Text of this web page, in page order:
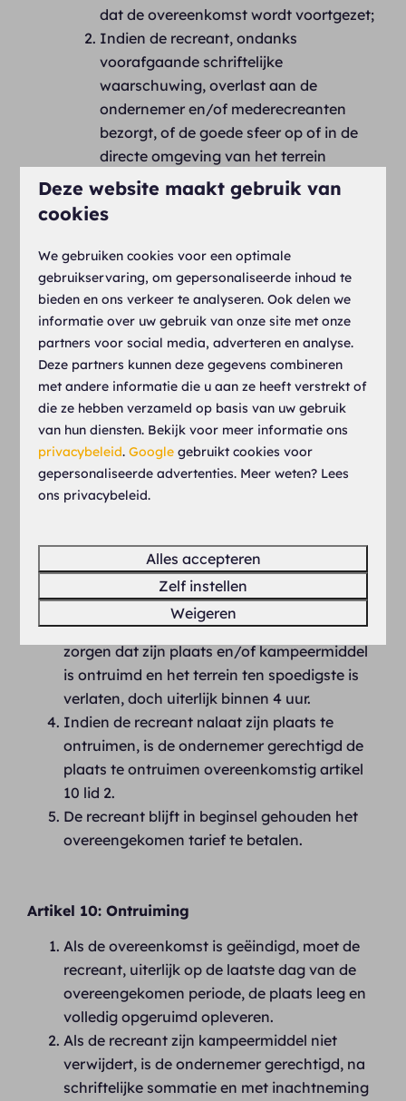
dat de overeenkomst wordt voortgezet;
Indien de recreant, ondanks
voorafgaande schriftelijke
waarschuwing, overlast aan de
ondernemer en/of mederecreanten
bezorgt, of de goede sfeer op of in de
directe omgeving van het terrein
bederft;
Indien de recreant, ondanks
voorafgaande schriftelijke
waarschuwing, door gebruik van de
plaats en/of zijn kampeermiddel in
strijd met de bestemming van het
terrein handelt;
Indien het kampeermiddel van de
recreant niet aan algemeen erkende
veiligheidsnormen voldoet.
Indien de ondernemer tussentijdse
opzegging en ontruiming wenst, moet hij dit
de recreant bij persoonlijk overhandigde
brief laten weten. In die brief moet de
de Geschillencommissie. De schriftelijke
waarschuwing kan in dringende gevallen
achterwege worden gelaten.
Na opzegging dient de recreant ervoor te
zorgen dat zijn plaats en/of kampeermiddel
is ontruimd en het terrein ten spoedigste is
verlaten, doch uiterlijk binnen 4 uur.
Indien de recreant nalaat zijn plaats te
ontruimen, is de ondernemer gerechtigd de
plaats te ontruimen overeenkomstig artikel
10 lid 2.
De recreant blijft in beginsel gehouden het
overeengekomen tarief te betalen.
Artikel 10: Ontruiming
Als de overeenkomst is geëindigd, moet de
recreant, uiterlijk op de laatste dag van de
overeengekomen periode, de plaats leeg en
volledig opgeruimd opleveren.
Als de recreant zijn kampeermiddel niet
verwijdert, is de ondernemer gerechtigd, na
schriftelijke sommatie en met inachtneming
Deze website maakt gebruik van
cookies
We gebruiken cookies voor een optimale
gebruikservaring, om gepersonaliseerde inhoud te
bieden en ons verkeer te analyseren. Ook delen we
informatie over uw gebruik van onze site met onze
partners voor social media, adverteren en analyse.
Deze partners kunnen deze gegevens combineren
met andere informatie die u aan ze heeft verstrekt of
die ze hebben verzameld op basis van uw gebruik
van hun diensten. Bekijk voor meer informatie ons
privacybeleid.Google gebruikt cookies voor
gepersonaliseerde advertenties. Meer weten? Lees
ons privacybeleid.
Alles accepteren
Zelf instellen
Weigeren